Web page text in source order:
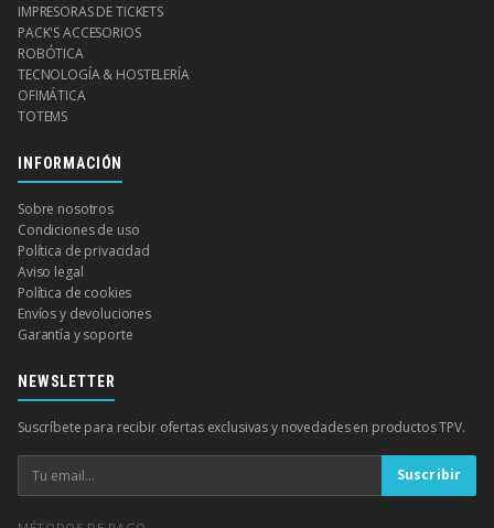
IMPRESORAS DE TICKETS
PACK'S ACCESORIOS
ROBÓTICA
TECNOLOGÍA & HOSTELERÍA
OFIMÁTICA
TOTEMS
INFORMACIÓN
Sobre nosotros
Condiciones de uso
Política de privacidad
Aviso legal
Política de cookies
Envíos y devoluciones
Garantía y soporte
NEWSLETTER
Suscríbete para recibir ofertas exclusivas y novedades en productos TPV.
Suscribir